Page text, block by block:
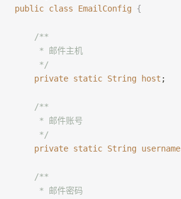
public class EmailConfig {
    /**
     * 邮件主机
     */
    private
static String host ;
    /**
     * 邮件账号
     */
    private
static String username
    /**
     * 邮件密码